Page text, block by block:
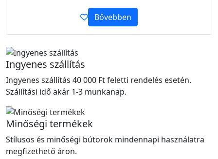
Bővebben
Ingyenes szállítás
Ingyenes szállítás 40 000 Ft feletti rendelés esetén.
Szállítási idő akár 1-3 munkanap.
Minőségi termékek
Stílusos és minőségi bútorok mindennapi használatra
megfizethető áron.